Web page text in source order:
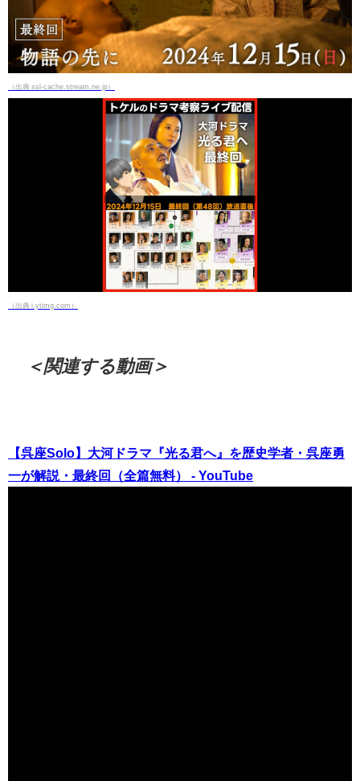
（出典 ssl-cache.stream.ne.jp）
（出典 i.ytimg.com）
＜関連する動画＞
【呉座Solo】大河ドラマ『光る君へ』を歴史学者・呉座勇
一が解説・最終回（全篇無料） - YouTube